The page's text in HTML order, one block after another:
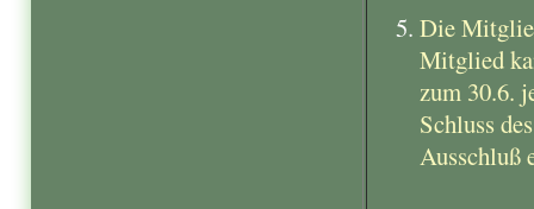
Die
Mitglied
zum 30.6.
Schluss
Ausschluß